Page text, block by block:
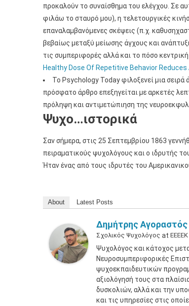
προκαλούν το συναίσθημα του ελέγχου. Σε
φιλάω το σταυρό μου), η τελετουργικές
επαναλαμβανόμενες σκέψεις (π.χ.
βεβαίως μεταξύ μείωσης άγχους και
τις συμπεριφορές αλλά και το πόσο
Healthy Dose Of Repetitive Behavior Reduces
Το Psychology Today φιλοξενεί μια
πρόσφατο άρθρο επεξηγείται με αρκετές
πρόληψη και αντιμετώπιηση της
Ψυχο…ιστορικά
Σαν σήμερα, στις 25 Σεπτεμβρίου 1863
πειραματικούς ψυχολόγους και ο ιδρυτής
Ήταν ένας από τους ιδρυτές του
About Latest Posts
Δημήτρης Αγοραστός
Σχολικός Ψυχολόγος at ΕΕΕΕΚ
Ψυχολόγος και κάτοχος
Νευροσυμπεριφορικές
ψυχοεκπαιδευτικών
αξιολόγησή τους στα
δυσκολιών, αλλά και την
και τις υπηρεσίες στις